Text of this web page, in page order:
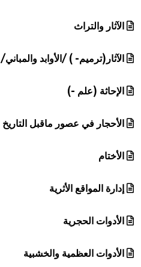
الآثار والتراث
الآثار(ترميم- ) /الأوابد والمباني/
الإحاثة (علم -)
الأحجار في عصور ماقبل التاريخ
الأختام
إدارة المواقع الأثرية
الأدوات الحجرية
الأدوات العظمية والخشبية